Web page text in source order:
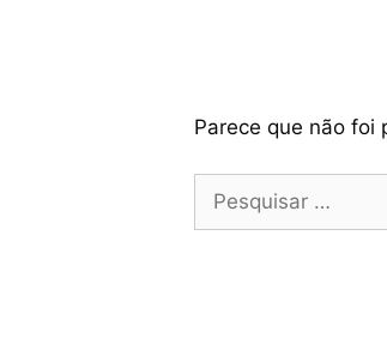
Parece que não foi